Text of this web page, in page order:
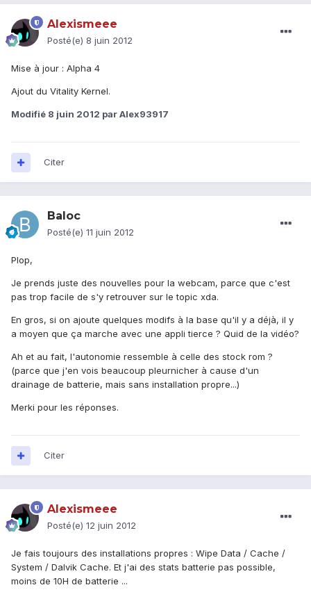
Alexismeee
Posté(e) 8 juin 2012
Mise à jour : Alpha 4
Ajout du Vitality Kernel.
Modifié 8 juin 2012 par Alex93917
Citer
Baloc
Posté(e) 11 juin 2012
Plop,
Je prends juste des nouvelles pour la webcam, parce que c'est
pas trop facile de s'y retrouver sur le topic xda.
En gros, si on ajoute quelques modifs à la base qu'il y a déjà, il y
a moyen que ça marche avec une appli tierce ? Quid de la vidéo?
Ah et au fait, l'autonomie ressemble à celle des stock rom ?
(parce que j'en vois beaucoup pleurnicher à cause d'un
drainage de batterie, mais sans installation propre...)
Merki pour les réponses.
Citer
Alexismeee
Posté(e) 12 juin 2012
Je fais toujours des installations propres : Wipe Data / Cache /
System / Dalvik Cache. Et j'ai des stats batterie pas possible,
moins de 10H de batterie ...